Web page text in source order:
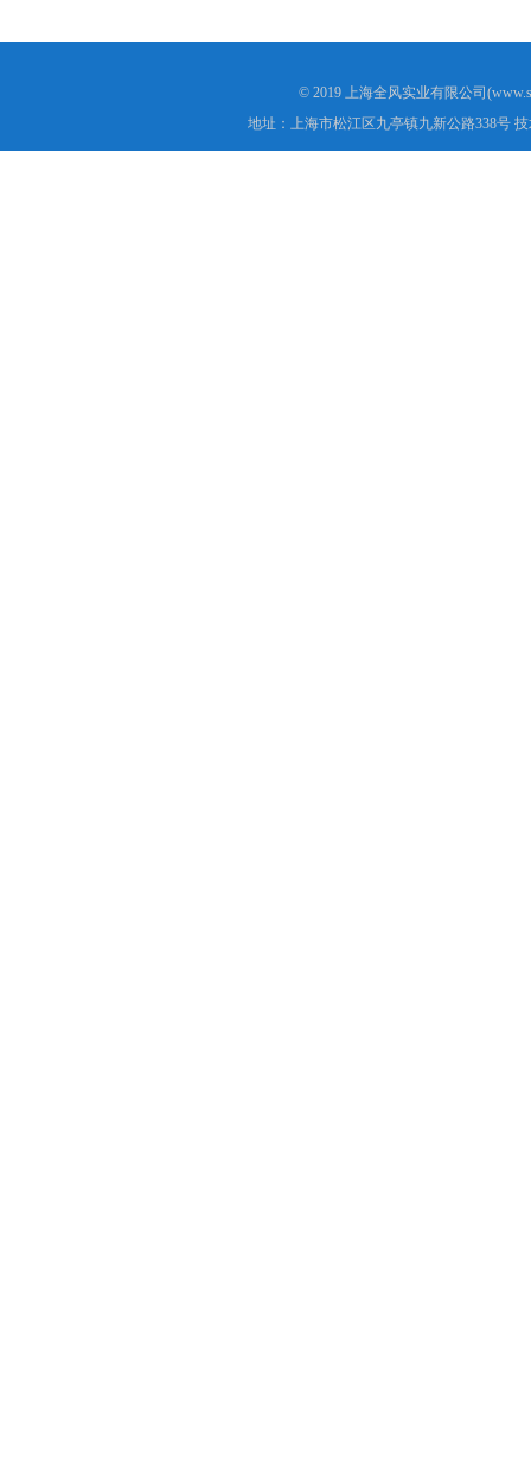
© 2019 上海全风实业有限公司
地址：上海市松江区九亭镇九新公路338号